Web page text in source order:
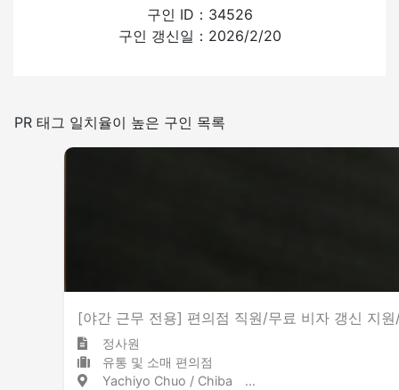
일본어를 쓰는 빈도
구인 ID：34526
구인 갱신일：2026/2/20
PR 태그 일치율이 높은 구인 목록
[야간 근무 전용] 편의점 직원/무료 비자 갱신 지
정사원
유통 및 소매 편의점
Yachiyo Chuo / Chiba 八千代中央 / 千葉県